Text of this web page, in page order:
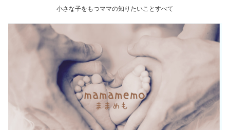
小さな子をもつママの知りたいことすべて